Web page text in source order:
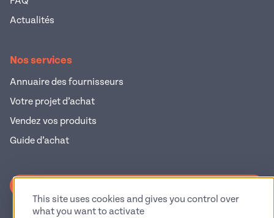
Actualités
Nos services
Annuaire des fournisseurs
Votre projet d’achat
Vendez vos produits
Guide d’achat
This site uses cookies and gives you control over
what you want to activate